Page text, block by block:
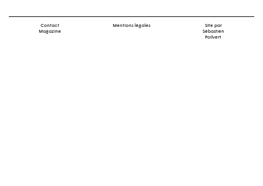
Contact
Magazine
Mentions légales
Site par
Sébastien
Poilvert